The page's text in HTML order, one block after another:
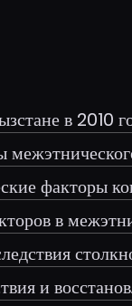
в 2010
факторы
в
и